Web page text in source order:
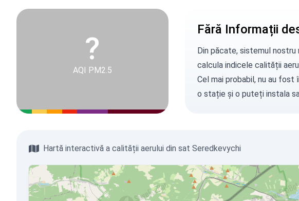
?
AQI PM2.5
Fără Informații
Din păcate, sistemul
calcula indicele calității
Cel mai probabil, nu au
o stație și o puteți instala
Hartă interactivă a calității aerului din sat Seredkevychi